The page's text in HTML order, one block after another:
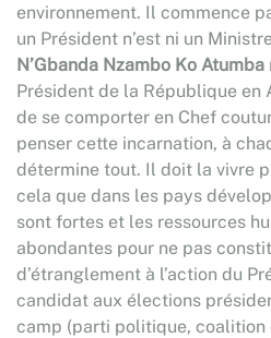
environnement. Il commence
un Président n’est ni un
N’Gbanda Nzambo Ko Atumba
Président de la République en
de se comporter en Chef
penser cette incarnation, à
détermine tout. Il doit la vivre
cela que dans les pays
sont fortes et les ressources
abondantes pour ne pas
d’étranglement à l’action du
candidat aux élections
camp (parti politique,